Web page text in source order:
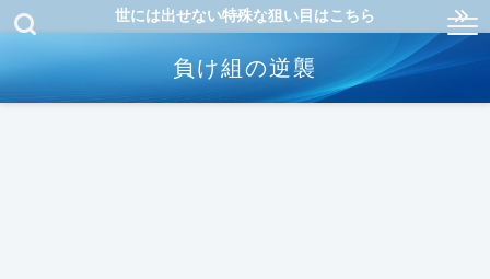
世には出せない特殊な狙い目はこちら
負け組の逆襲